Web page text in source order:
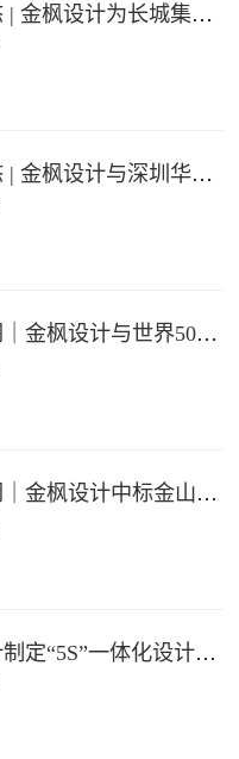
金枫动态 | 金枫设计为长城集团爱情广场打造汽车文化主题美食食集
金枫动态 | 金枫设计与深圳华强集团携手打造华强商业旗舰项目——宝安华强广场美食街区
金枫新闻｜金枫设计与世界500强—索迪斯集团合作，携手打造广州星河湾中心美食广场
金枫新闻｜金枫设计中标金山集团餐饮楼设计项目，打造科学与艺术相结合的就餐空间
金枫设计制定“5S”一体化设计标准，让商业全案设计导入团餐空间规划